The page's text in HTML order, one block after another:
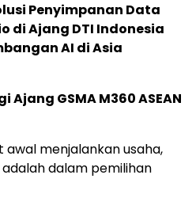
Penyimpanan Data
di Ajang DTI Indonesia
AI di Asia
GSMA M360 ASEAN
menjalankan usaha,
dalam pemilihan